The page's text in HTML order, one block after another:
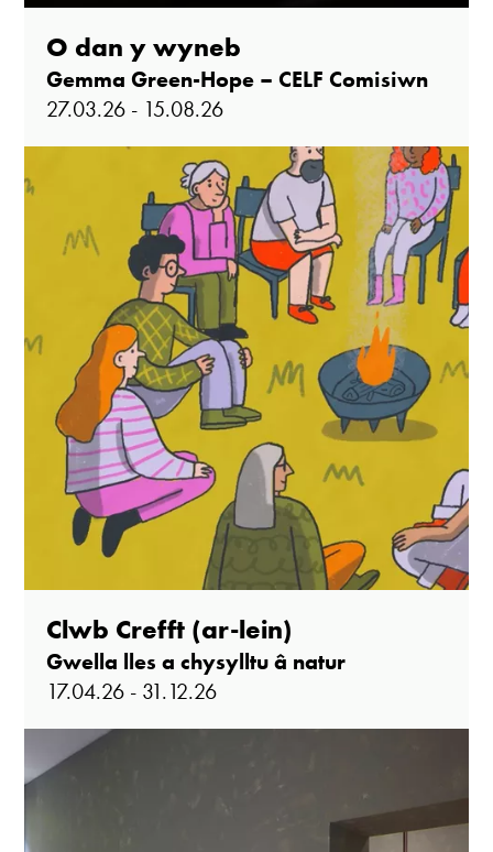
O dan y wyneb
Gemma Green-Hope – CELF Comisiwn
27.03.26 - 15.08.26
Clwb Crefft (ar-lein)
Gwella lles a chysylltu â natur
17.04.26 - 31.12.26